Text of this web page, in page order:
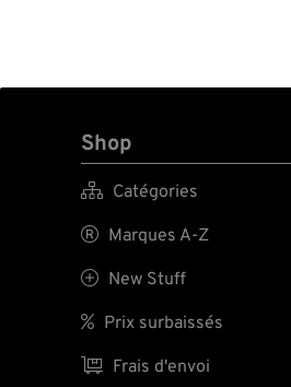
Shop
 Catégories
 Marques A-Z
 New Stuff
 Prix surbaissés
 Frais d'envoi